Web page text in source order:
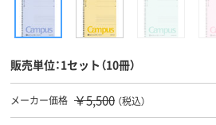
販売単位：1セット（10冊）
メーカー価格 ￥5,500 （税込）